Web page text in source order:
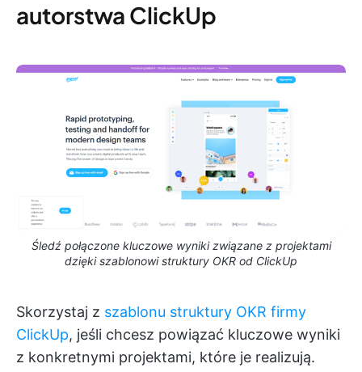
autorstwa ClickUp
Śledź połączone kluczowe wyniki związane z projektami
dzięki szablonowi struktury OKR od ClickUp
Skorzystaj z szablonu struktury OKR firmy
ClickUp, jeśli chcesz powiązać kluczowe wyniki
z konkretnymi projektami, które je realizują.